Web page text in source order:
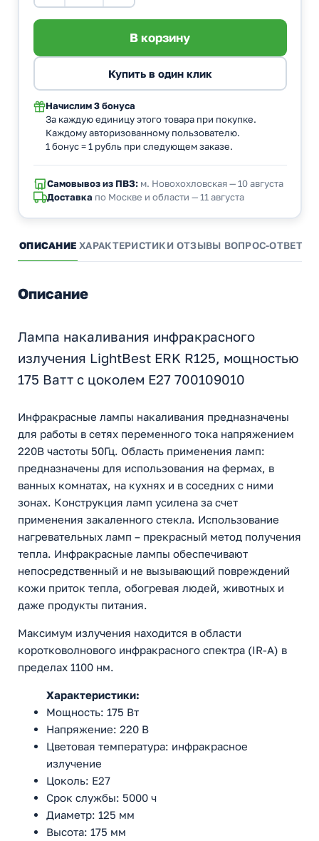
Начислим 3 бонуса
За каждую единицу этого товара при покупке.
Каждому авторизованному пользователю.
1 бонус = 1 рубль при следующем заказе.
Самовывоз из ПВЗ:м. Новохохловская — 10 августа
Доставка по Москве и области — 11 августа
ОПИСАНИЕ ХАРАКТЕРИСТИКИ ОТЗЫВЫ ВОПРОС-ОТВЕТ
Описание
Лампа накаливания инфракрасного
излучения LightBest ERK R125, мощностью
175 Ватт с цоколем E27 700109010
Инфракрасные лампы накаливания предназначены
для работы в сетях переменного тока напряжением
220В частоты 50Гц. Область применения ламп:
предназначены для использования на фермах, в
ванных комнатах, на кухнях и в соседних с ними
зонах. Конструкция ламп усилена за счет
применения закаленного стекла. Использование
нагревательных ламп – прекрасный метод получения
тепла. Инфракрасные лампы обеспечивают
непосредственный и не вызывающий повреждений
кожи приток тепла, обогревая людей, животных и
даже продукты питания.
Максимум излучения находится в области
коротковолнового инфракрасного спектра (IR-A) в
пределах 1100 нм.
Характеристики:
Мощность: 175 Вт
Напряжение: 220 В
Цветовая температура: инфракрасное
излучение
Цоколь: E27
Срок службы: 5000 ч
Диаметр: 125 мм
Высота: 175 мм